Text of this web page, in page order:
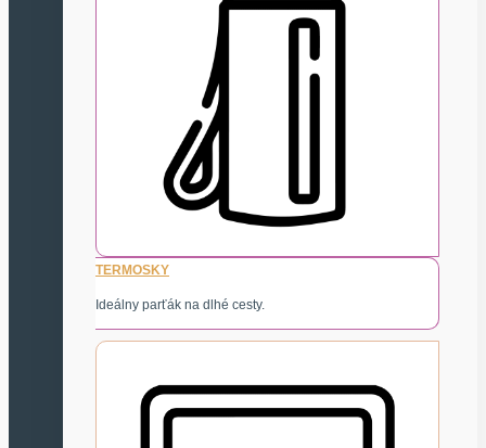
TERMOSKY
Ideálny parťák na dlhé cesty.